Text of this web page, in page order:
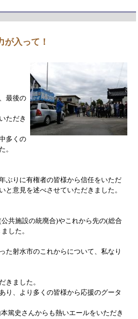
入って！
最後の
ただき
多くの
。
ぶりに有権者の皆様から信任をいただ
と意見を述べさせていただきました。
共施設の統廃合)やこれから先の(総合
した。
た射水市のこれからについて、私なり
きました。
り、より多くの皆様から応援のグータ
篤史さんからも熱いエールをいただき